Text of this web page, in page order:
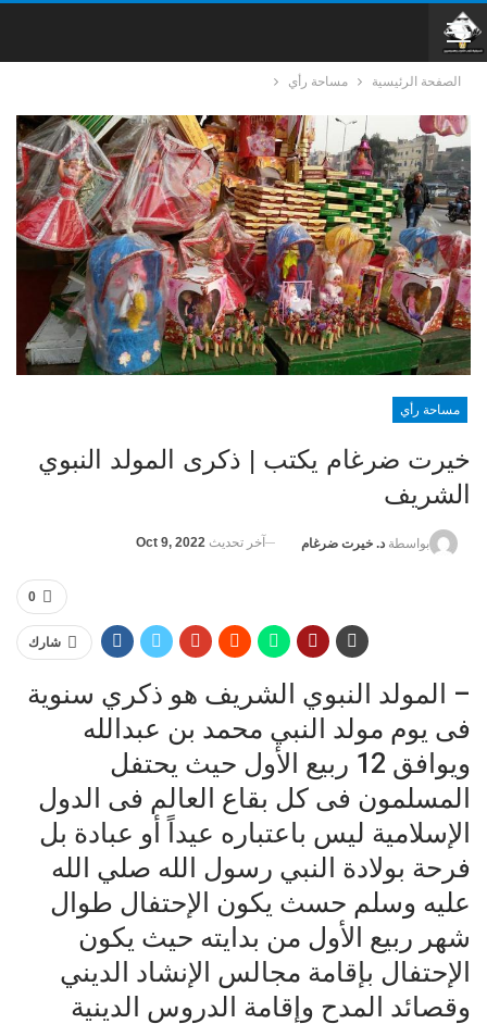
الصفحة الرئيسية مساحة رأي
مساحة رأي
خيرت ضرغام يكتب | ذكرى المولد النبوي
الشريف
بواسطة د. خيرت ضرغام آخر تحديث Oct 9, 2022
0
شارك
– المولد النبوي الشريف هو ذكري سنوية
فى يوم مولد النبي محمد بن عبدالله
ويوافق 12 ربيع الأول حيث يحتفل
المسلمون فى كل بقاع العالم فى الدول
الإسلامية ليس باعتباره عيداً أو عبادة بل
فرحة بولادة النبي رسول الله صلي الله
عليه وسلم حسث يكون الإحتفال طوال
شهر ربيع الأول من بدايته حيث يكون
الإحتفال بإقامة مجالس الإنشاد الديني
وقصائد المدح وإقامة الدروس الدينية